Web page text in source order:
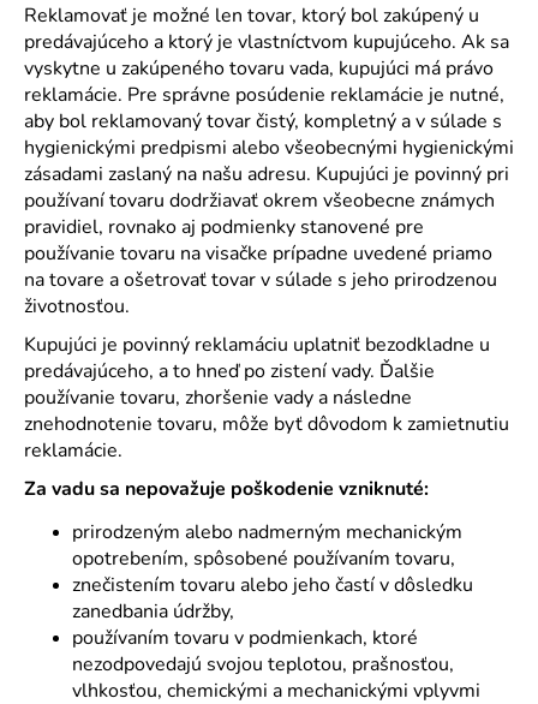
Reklamovať je možné len tovar, ktorý bol zakúpený u
predávajúceho a ktorý je vlastníctvom kupujúceho. Ak sa
vyskytne u zakúpeného tovaru vada, kupujúci má právo
reklamácie. Pre správne posúdenie reklamácie je nutné,
aby bol reklamovaný tovar čistý, kompletný a v súlade s
hygienickými predpismi alebo všeobecnými hygienickými
zásadami zaslaný na našu adresu. Kupujúci je povinný pri
používaní tovaru dodržiavať okrem všeobecne známych
pravidiel, rovnako aj podmienky stanovené pre
používanie tovaru na visačke prípadne uvedené priamo
na tovare a ošetrovať tovar v súlade s jeho prirodzenou
životnosťou.
Kupujúci je povinný reklamáciu uplatniť bezodkladne u
predávajúceho, a to hneď po zistení vady. Ďalšie
používanie tovaru, zhoršenie vady a následne
znehodnotenie tovaru, môže byť dôvodom k zamietnutiu
reklamácie.
Za vadu sa nepovažuje poškodenie vzniknuté:
prirodzeným alebo nadmerným mechanickým
opotrebením, spôsobené používaním tovaru,
znečistením tovaru alebo jeho častí v dôsledku
zanedbania údržby,
používaním tovaru v podmienkach, ktoré
nezodpovedajú svojou teplotou, prašnosťou,
vlhkosťou, chemickými a mechanickými vplyvmi